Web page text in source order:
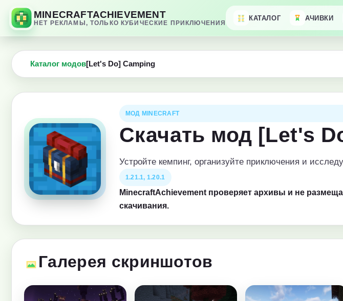
MINECRAFTACHIEVEMENT
НЕТ РЕКЛАМЫ, ТОЛЬКО КУБИЧЕСКИЕ ПРИКЛЮЧЕНИЯ
КАТАЛОГ АЧИВКИ
Каталог модов[Let's Do] Camping
МОД MINECRAFT
Скачать мод [Let's
Устройте кемпинг, организуйте приключения и
1.21.1, 1.20.1
MinecraftAchievement проверяет архивы и не
скачивания.
Галерея скриншотов